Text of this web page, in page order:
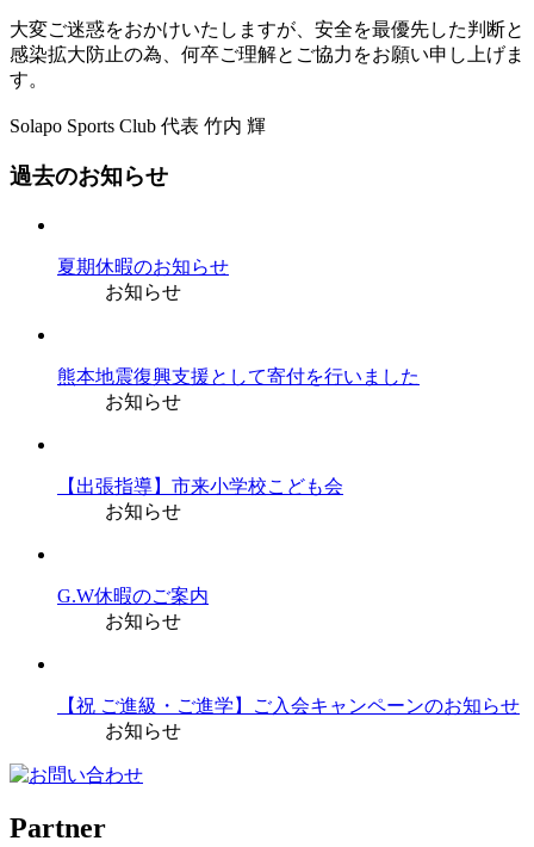
大変ご迷惑をおかけいたしますが、安全を最優先した判断と
感染拡大防止の為、何卒ご理解とご協力をお願い申し上げま
す。
Solapo Sports Club 代表 竹内 輝
過去のお知らせ
夏期休暇のお知らせ
お知らせ
熊本地震復興支援として寄付を行いました
お知らせ
【出張指導】市来小学校こども会
お知らせ
G.W休暇のご案内
お知らせ
【祝 ご進級・ご進学】ご入会キャンペーンのお知らせ
お知らせ
Partner